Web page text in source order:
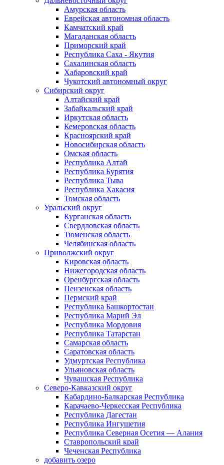
Амурская область
Еврейская автономная область
Камчатский край
Магаданская область
Приморский край
Республика Саха - Якутия
Сахалинская область
Хабаровский край
Чукотский автономный округ
Сибирский округ
Алтайский край
Забайкальский край
Иркутская область
Кемеровская область
Красноярский край
Новосибирская область
Омская область
Республика Алтай
Республика Бурятия
Республика Тыва
Республика Хакасия
Томская область
Уральский округ
Курганская область
Свердловская область
Тюменская область
Челябинская область
Приволжский округ
Кировская область
Нижегородская область
Оренбургская область
Пензенская область
Пермский край
Республика Башкортостан
Республика Марий Эл
Республика Мордовия
Республика Татарстан
Самарская область
Саратовская область
Удмуртская Республика
Ульяновская область
Чувашская Республика
Северо-Кавказский округ
Кабардино-Балкарская Республика
Карачаево-Черкесская Республика
Республика Дагестан
Республика Ингушетия
Республика Северная Осетия — Алания
Ставропольский край
Чеченская Республика
добавить озеро